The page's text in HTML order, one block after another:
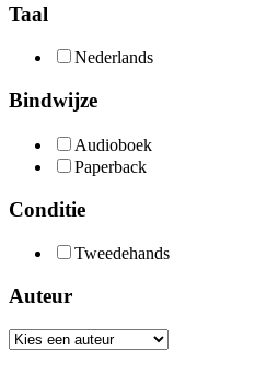
Taal
Nederlands
Bindwijze
Audioboek
Paperback
Conditie
Tweedehands
Auteur